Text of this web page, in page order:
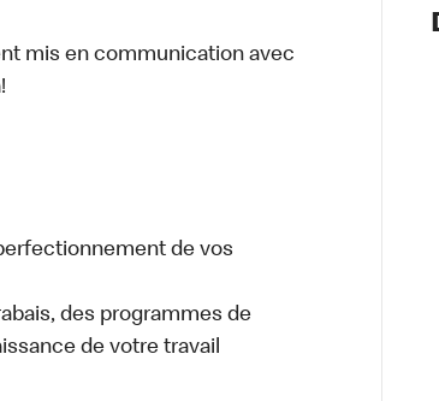
Notre
Nos
Santé et
mis en communication avec
de vos
des programmes de
de votre travail